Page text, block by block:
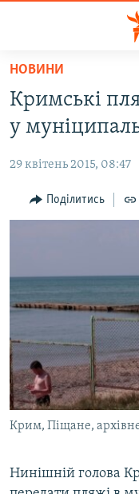
Перейти
основного
матеріалу
Перейти
до
навігації
Перейти
ВОДА.КРИМ
ВІДЕО ТА ФОТО
ПОЛІТИКА
БЛОГИ
ВСЕ ЗА ДЕНЬ
СПЕЦПРОЕКТИ
ДЕПОРТАЦІЯ
ВІДЕОУРОКИ «ELIFBE»
СВІДЧЕННЯ ОКУПАЦІЇ
УКРАЇНСЬКА
ЯК ОБІЙТИ
Русский
Qırımtatar
НОВИНИ
Кримські
у
29 квітень 2015, 08:47
Поділитись
Крим, Піщане,
Нинішній голова